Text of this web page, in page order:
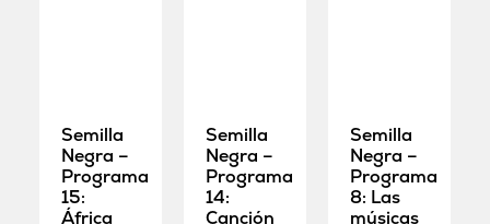
Semilla
Negra –
Programa
15:
África
Semilla
Negra –
Programa
14:
Canción
Semilla
Negra –
Programa
8: Las
músicas